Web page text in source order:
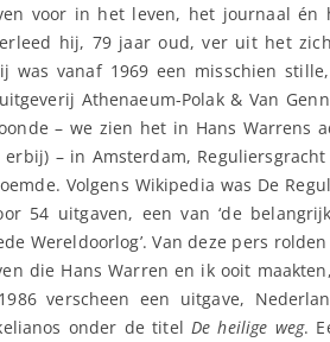
voor in het leven, het journaal én
hij, 79 jaar oud, ver uit het
was vanaf 1969 een misschien
Athenaeum-Polak & Van
– we zien het in Hans Warrens
– in Amsterdam,
Volgens Wikipedia was De
54 uitgaven, een van ‘de
Wereldoorlog’. Van deze pers
die Hans Warren en ik ooit
verscheen een uitgave,
onder de titel De heilige weg.